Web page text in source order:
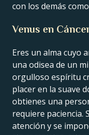
con los demás
Venus en
Eres un alma cuyo
una odisea de un
orgulloso espíritu
placer en la suave
obtienes una
requiere paciencia.
atención y se